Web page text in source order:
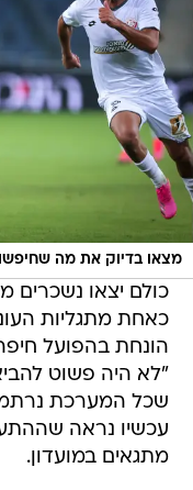
מצאו בדיוק את מה שחיפשו.
כולם יצאו נשכרים
כאחת מתגליות
הונחת בהפועל
"לא היה פשוט
שכל המערכת
עכשיו נראה
מתגאים במועדון.